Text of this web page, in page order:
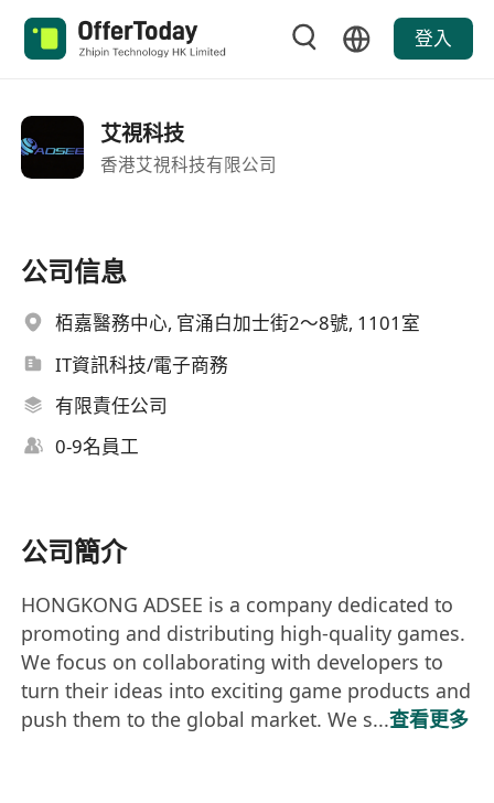
登入
艾視科技
香港艾視科技有限公司
公司信息
栢嘉醫務中心, 官涌白加士街2～8號, 1101室
IT資訊科技/電子商務
有限責任公司
0-9名員工
公司簡介
HONGKONG ADSEE is a company dedicated to
promoting and distributing high-quality games.
We focus on collaborating with developers to
turn their ideas into exciting game products and
push them to the global market. We s...查看更多